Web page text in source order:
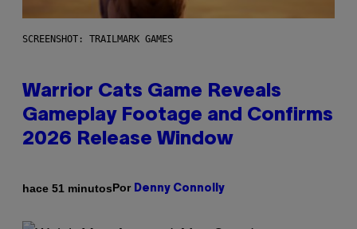
SCREENSHOT: TRAILMARK GAMES
Warrior Cats Game Reveals
Gameplay Footage and Confirms
2026 Release Window
hace 51 minutosPor Denny Connolly